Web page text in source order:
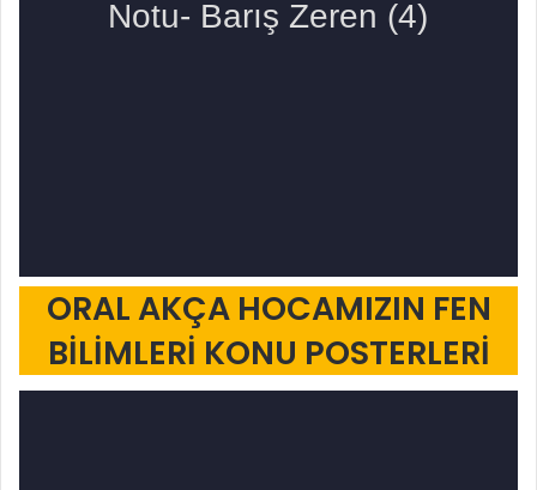
ORAL AKÇA HOCAMIZIN FEN
BİLİMLERİ KONU POSTERLERİ